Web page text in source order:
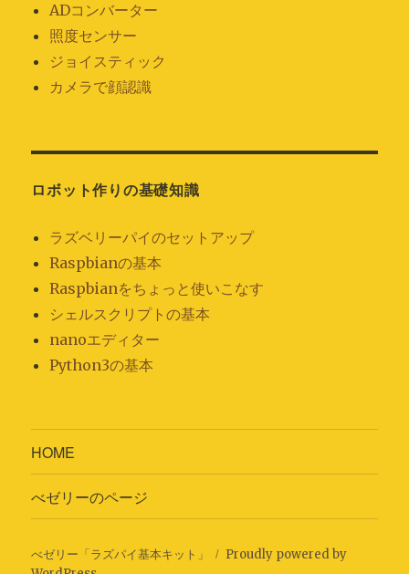
ADコンバーター
照度センサー
ジョイスティック
カメラで顔認識
ロボット作りの基礎知識
ラズベリーパイのセットアップ
Raspbianの基本
Raspbianをちょっと使いこなす
シェルスクリプトの基本
nanoエディター
Python3の基本
HOME
べゼリーのページ
べゼリー「ラズパイ基本キット」
Proudly powered by